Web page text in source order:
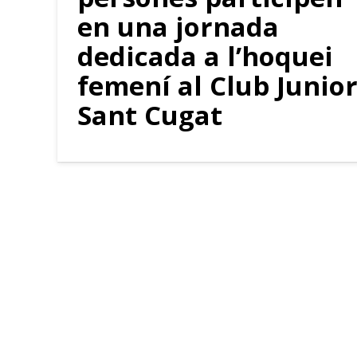
en una jornada
dedicada a l’hoquei
femení al Club Junior
Sant Cugat